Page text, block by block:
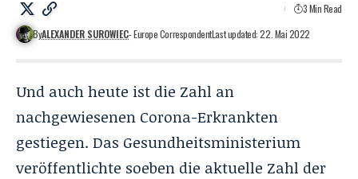
ByALEXANDER SUROWIEC- Europe CorrespondentLast updated: 22. Mai 2022
3 Min Read
Und auch heute ist die Zahl an
nachgewiesenen Corona-Erkrankten
gestiegen. Das Gesundheitsministerium
veröffentlichte soeben die aktuelle Zahl der